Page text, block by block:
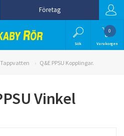
Företag
Sök
0
Varukorgen
Q&E PPSU Kopplingar.
Vinkel